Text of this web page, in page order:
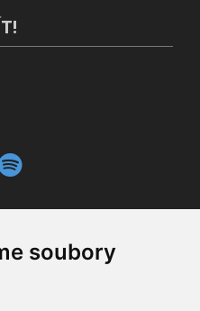
soubory